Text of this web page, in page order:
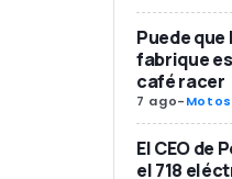
Puede
fabrique
café racer
7 ago-Motos
El CEO de
el 718